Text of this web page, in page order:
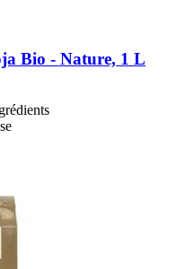
Bio -​ Nature, 1 L